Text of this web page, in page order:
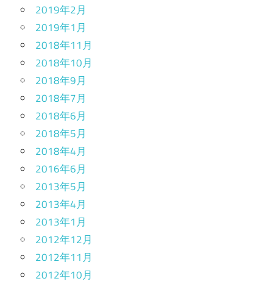
2019年2月
2019年1月
2018年11月
2018年10月
2018年9月
2018年7月
2018年6月
2018年5月
2018年4月
2016年6月
2013年5月
2013年4月
2013年1月
2012年12月
2012年11月
2012年10月